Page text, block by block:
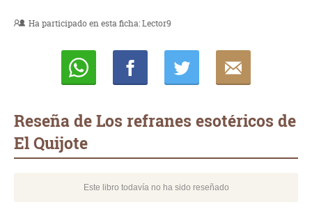
Ha participado en esta ficha:Lector9
Reseña de Los refranes esotéricos de
El Quijote
Este libro todavía no ha sido reseñado